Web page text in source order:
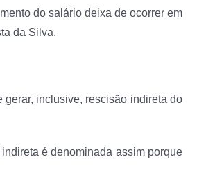
do salário deixa de ocorrer em
da Silva.
gerar, inclusive, rescisão indireta do
é denominada assim porque